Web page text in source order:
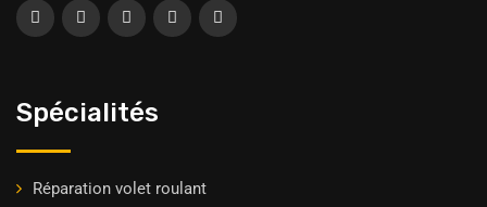
Spécialités
Réparation volet roulant